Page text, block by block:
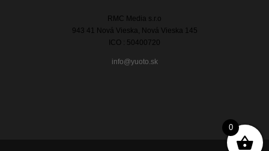
RMC Media s.r.o
943 41 Nová Vieska, Nová Vieska 145
ICO : 50400720
info@yuoto.sk
0